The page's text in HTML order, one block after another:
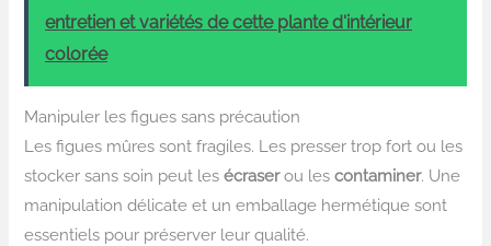
entretien et variétés de cette plante d'intérieur
colorée
Manipuler les figues sans précaution
Les figues mûres sont fragiles. Les presser trop fort ou les
stocker sans soin peut lesécraserou lescontaminer. Une
manipulation délicate et un emballage hermétique sont
essentiels pour préserver leur qualité.